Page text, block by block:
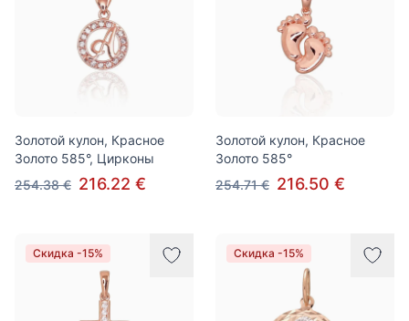
Золотой кулон, Красное
Золото 585°, Цирконы
254.38 € 216.22 €
Золотой кулон, Красное
Золото 585°
254.71 € 216.50 €
Скидка -15% Скидка -15%